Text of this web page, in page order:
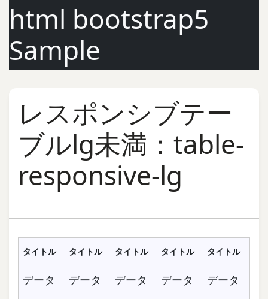
html bootstrap5
Sample
レスポンシブテー
ブルlg未満：table-
responsive-lg
タイトル タイトル タイトル タイトル タイトル
データ データ データ データ データ